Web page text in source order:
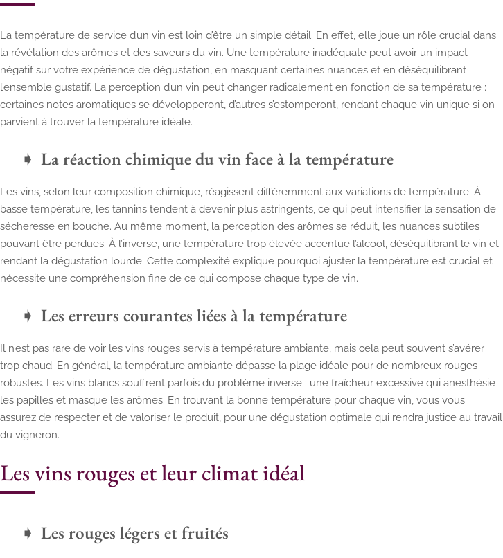
La température de service d’un vin est loin d’être un simple détail. En effet, elle joue un rôle crucial dans
la révélation des arômes et des saveurs du vin. Une température inadéquate peut avoir un impact
négatif sur votre expérience de dégustation, en masquant certaines nuances et en déséquilibrant
l’ensemble gustatif. La perception d’un vin peut changer radicalement en fonction de sa température :
certaines notes aromatiques se développeront, d’autres s’estomperont, rendant chaque vin unique si on
parvient à trouver la température idéale.
La réaction chimique du vin face à la température
Les vins, selon leur composition chimique, réagissent différemment aux variations de température. À
basse température, les tannins tendent à devenir plus astringents, ce qui peut intensifier la sensation de
sécheresse en bouche. Au même moment, la perception des arômes se réduit, les nuances subtiles
pouvant être perdues. À l’inverse, une température trop élevée accentue l’alcool, déséquilibrant le vin et
rendant la dégustation lourde. Cette complexité explique pourquoi ajuster la température est crucial et
nécessite une compréhension fine de ce qui compose chaque type de vin.
Les erreurs courantes liées à la température
Il n’est pas rare de voir les vins rouges servis à température ambiante, mais cela peut souvent s’avérer
trop chaud. En général, la température ambiante dépasse la plage idéale pour de nombreux rouges
robustes. Les vins blancs souffrent parfois du problème inverse : une fraîcheur excessive qui anesthésie
les papilles et masque les arômes. En trouvant la bonne température pour chaque vin, vous vous
assurez de respecter et de valoriser le produit, pour une dégustation optimale qui rendra justice au travail
du vigneron.
Les vins rouges et leur climat idéal
Les rouges légers et fruités